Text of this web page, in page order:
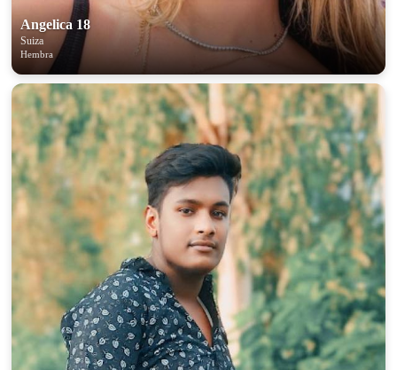
Angelica 18
Suiza
Hembra
upload your own photo
100% FREE
×10 more visibility